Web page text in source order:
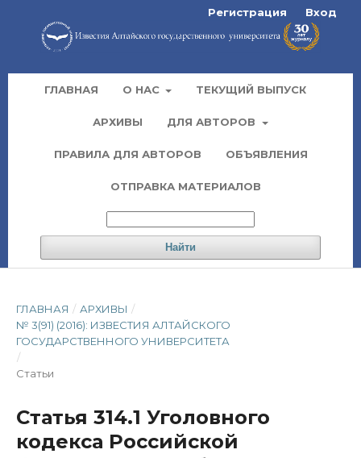
ГЛАВНАЯ О НАС ТЕКУЩИЙ ВЫПУСК
АРХИВЫ ДЛЯ АВТОРОВ
ПРАВИЛА ДЛЯ АВТОРОВ ОБЪЯВЛЕНИЯ
ОТПРАВКА МАТЕРИАЛОВ
Найти
Регистрация Вход
ГЛАВНАЯ / АРХИВЫ /
№ 3(91) (2016): ИЗВЕСТИЯ АЛТАЙСКОГО
ГОСУДАРСТВЕННОГО УНИВЕРСИТЕТА
/
Статьи
Статья 314.1 Уголовного
кодекса Российской